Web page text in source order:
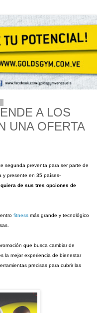
A LOS
UNA OFERTA
segunda preventa para ser parte de
y presente en 35 países-
de sus tres opciones de
fitness más grande y tecnológico
que busca cambiar de
la mejor experiencia de bienestar
precisas para cubrir las